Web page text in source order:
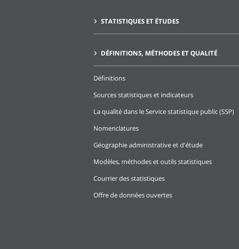
STATISTIQUES ET ÉTUDES
DÉFINITIONS, MÉTHODES ET QUALITÉ
Définitions
Sources statistiques et indicateurs
La qualité dans le Service statistique public (SSP)
Nomenclatures
Géographie administrative et d'étude
Modèles, méthodes et outils statistiques
Courrier des statistiques
Offre de données ouvertes